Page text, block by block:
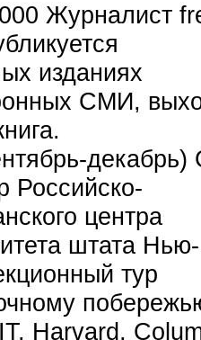
Журналист
изданиях
СМИ,
декабрь)
Российско-
центра
штата Нью-
тур
Harvard,